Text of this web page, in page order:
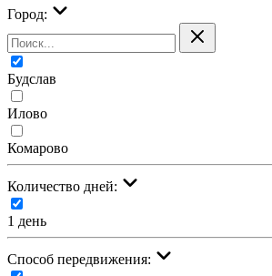
Город:
Будслав
Илово
Комарово
Количество дней:
1 день
Cпособ передвижения: